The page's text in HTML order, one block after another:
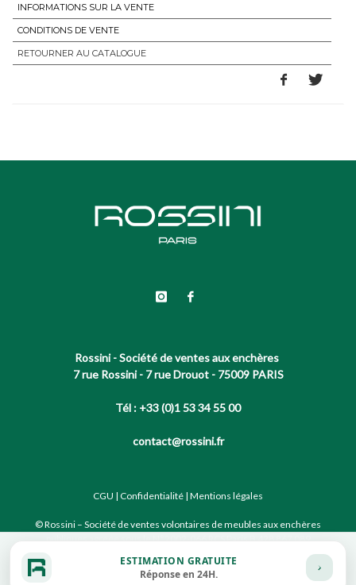
INFORMATIONS SUR LA VENTE
CONDITIONS DE VENTE
RETOURNER AU CATALOGUE
Rossini - Société de ventes aux enchères
7 rue Rossini - 7 rue Drouot - 75009 PARIS
Tél : +33 (0)1 53 34 55 00
contact@rossini.fr
CGU | Confidentialité | Mentions légales
© Rossini – Société de ventes volontaires de meubles aux enchères
Site conçu par notre partenaire
ESTIMATION GRATUITE
Réponse en 24H.